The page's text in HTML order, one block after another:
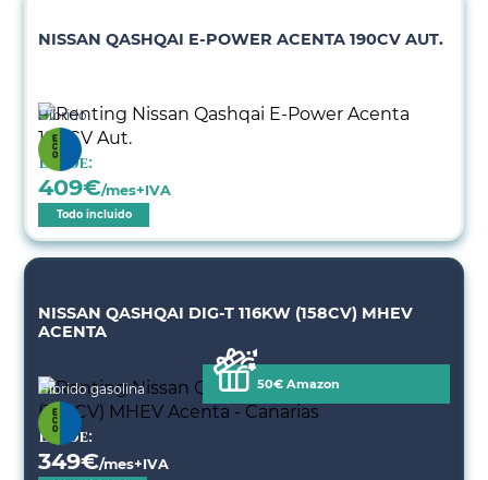
NISSAN QASHQAI E-POWER ACENTA 190CV AUT.
Híbrido
Desde:
409€/mes+IVA
Todo incluido
NISSAN QASHQAI DIG-T 116KW (158CV) MHEV
ACENTA
Híbrido gasolina 50€ Amazon
Desde:
349€/mes+IVA